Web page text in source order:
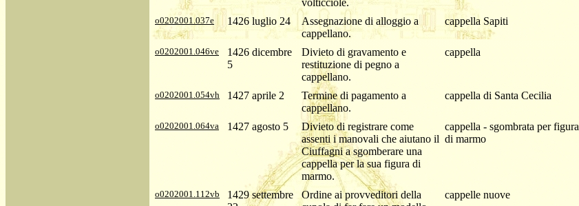
volticciole.
o0202001.037e 1426 luglio 24
Assegnazione di alloggio a
cappellano.
cappella Sapiti
o0202001.046ve
1426 dicembre
5
Divieto di gravamento e
restituzione di pegno a
cappellano.
cappella
o0202001.054vh 1427 aprile 2
Termine di pagamento a
cappellano.
cappella di Santa Cecilia
o0202001.064va 1427 agosto 5
Divieto di registrare come
assenti i manovali che aiutano il
Ciuffagni a sgomberare una
cappella per la sua figura di
marmo.
cappella - sgombrata per figura
di marmo
o0202001.112vb
1429 settembre
Ordine ai provveditori della
cappelle nuove